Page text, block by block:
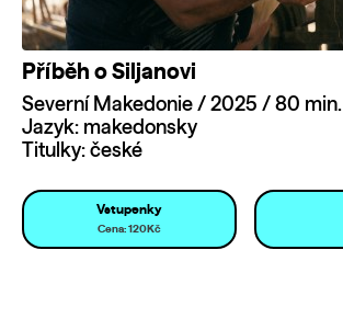
Příběh o Siljanovi
Severní Makedonie / 2025 / 80 min.
Jazyk: makedonsky
Titulky: české
Vstupenky
Cena: 120Kč